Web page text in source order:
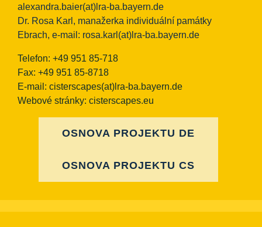
alexandra.baier(at)lra-ba.bayern.de
Dr. Rosa Karl, manažerka individuální památky
Ebrach, e-mail: rosa.karl(at)lra-ba.bayern.de
Telefon: +49 951 85-718
Fax: +49 951 85-8718
E-mail: cisterscapes(at)lra-ba.bayern.de
Webové stránky: cisterscapes.eu
OSNOVA PROJEKTU DE
OSNOVA PROJEKTU CS